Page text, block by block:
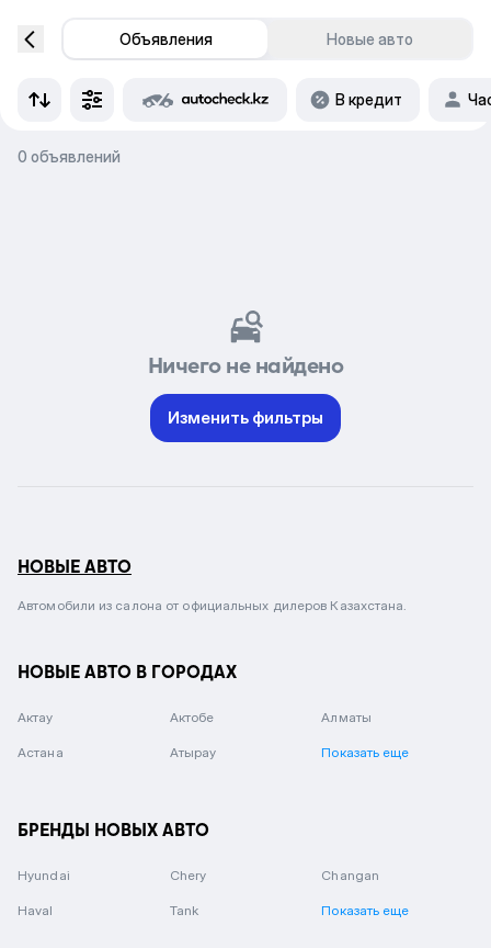
Объявления Новые авто
В кредит
0 объявлений
Ничего не найдено
Изменить фильтры
НОВЫЕ АВТО
Автомобили из салона от официальных дилеров Казахстана.
НОВЫЕ АВТО В ГОРОДАХ
Актау Актобе Алматы
Астана Атырау Показать еще
БРЕНДЫ НОВЫХ АВТО
Hyundai Chery Changan
Haval Tank Показать еще